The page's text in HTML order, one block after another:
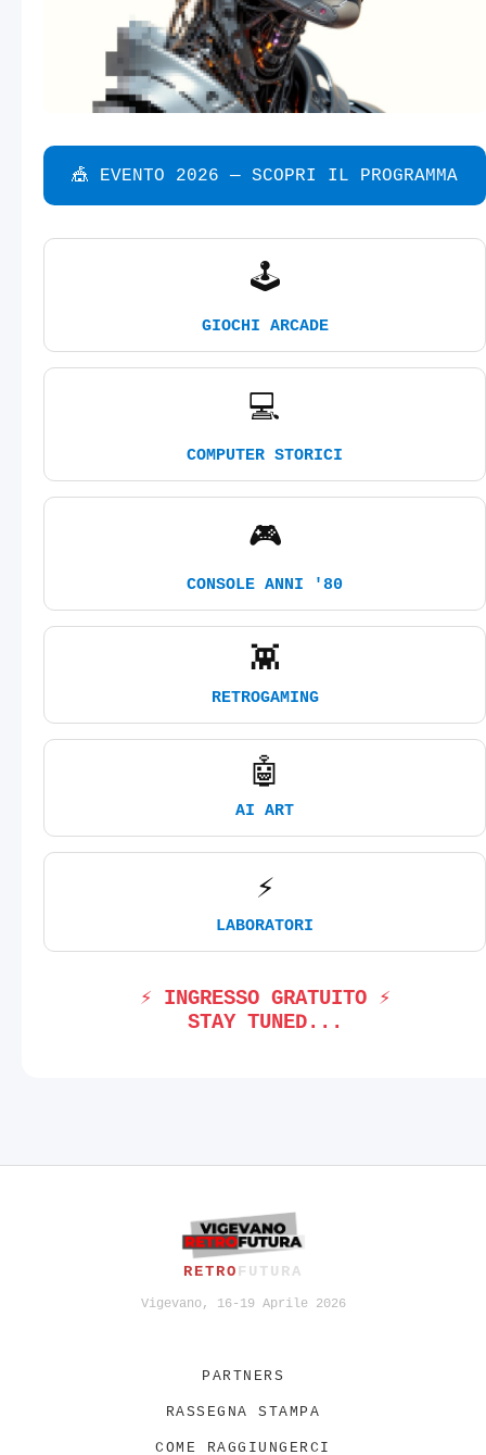
🎪 EVENTO 2026 — SCOPRI IL PROGRAMMA
🕹️
GIOCHI ARCADE
💻
COMPUTER STORICI
🎮
CONSOLE ANNI '80
👾
RETROGAMING
🤖
AI ART
⚡
LABORATORI
⚡ INGRESSO GRATUITO ⚡
STAY TUNED...
RETROFUTURA
Vigevano, 16-19 Aprile 2026
PARTNERS
RASSEGNA STAMPA
COME RAGGIUNGERCI